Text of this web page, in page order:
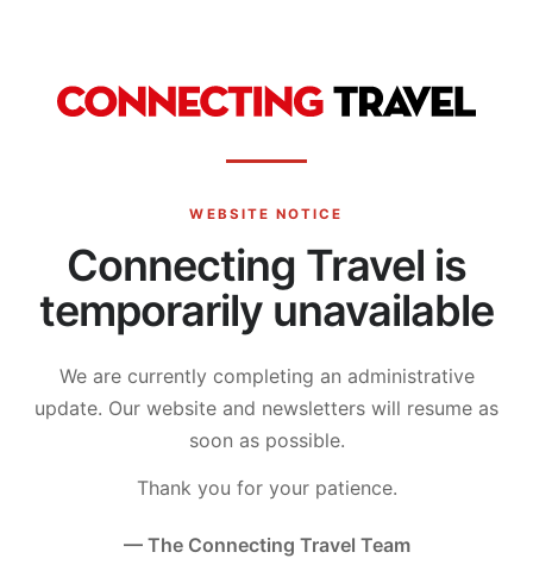
WEBSITE NOTICE
Connecting Travel is
temporarily unavailable
We are currently completing an administrative
update. Our website and newsletters will resume as
soon as possible.
Thank you for your patience.
— The Connecting Travel Team